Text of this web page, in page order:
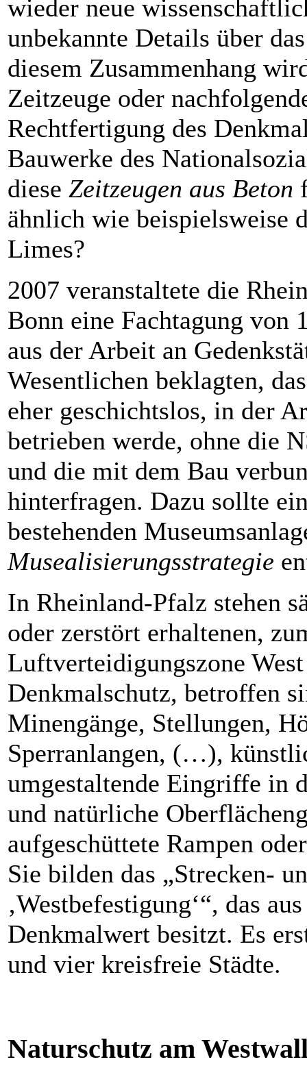
wieder neue
unbekannte Details über
diesem Zusammenhang
Zeitzeuge oder
Rechtfertigung des
Bauwerke des
diese Zeitzeugen aus Beton
ähnlich wie beispielsweise
Limes?
2007 veranstaltete die
Bonn eine Fachtagung von
aus der Arbeit an
Wesentlichen beklagten,
eher geschichtslos, in der
betrieben werde, ohne die
und die mit dem Bau
hinterfragen. Dazu sollte
bestehenden
Musealisierungsstrategie
In Rheinland-Pfalz stehen
oder zerstört erhaltenen,
Luftverteidigungszone
Denkmalschutz, betroffen
Minengänge, Stellungen,
Sperranlangen, (…),
umgestaltende Eingriffe in
und natürliche
aufgeschüttete Rampen
Sie bilden das „Strecken-
‚Westbefestigung‘“, das
Denkmalwert besitzt. Es
und vier kreisfreie Städte.
Naturschutz am